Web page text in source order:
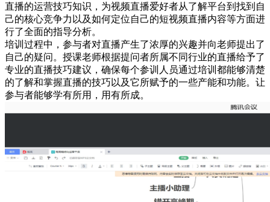
直播的运营技巧知识，为视频直播爱好者从了解平台到找到自
己的核心竞争力以及如何定位自己的短视频直播内容等方面进
行了全面的指导分析。
培训过程中，参与者对直播产生了浓厚的兴趣并向老师提出了
自己的疑问。授课老师根据提问者所属不同行业的直播给予了
专业的直播技巧建议，确保每个参训人员通过培训都能够清楚
的了解和掌握直播的技巧以及它所赋予的一些产能和功能。让
参与者能够学有所用，用有所成。